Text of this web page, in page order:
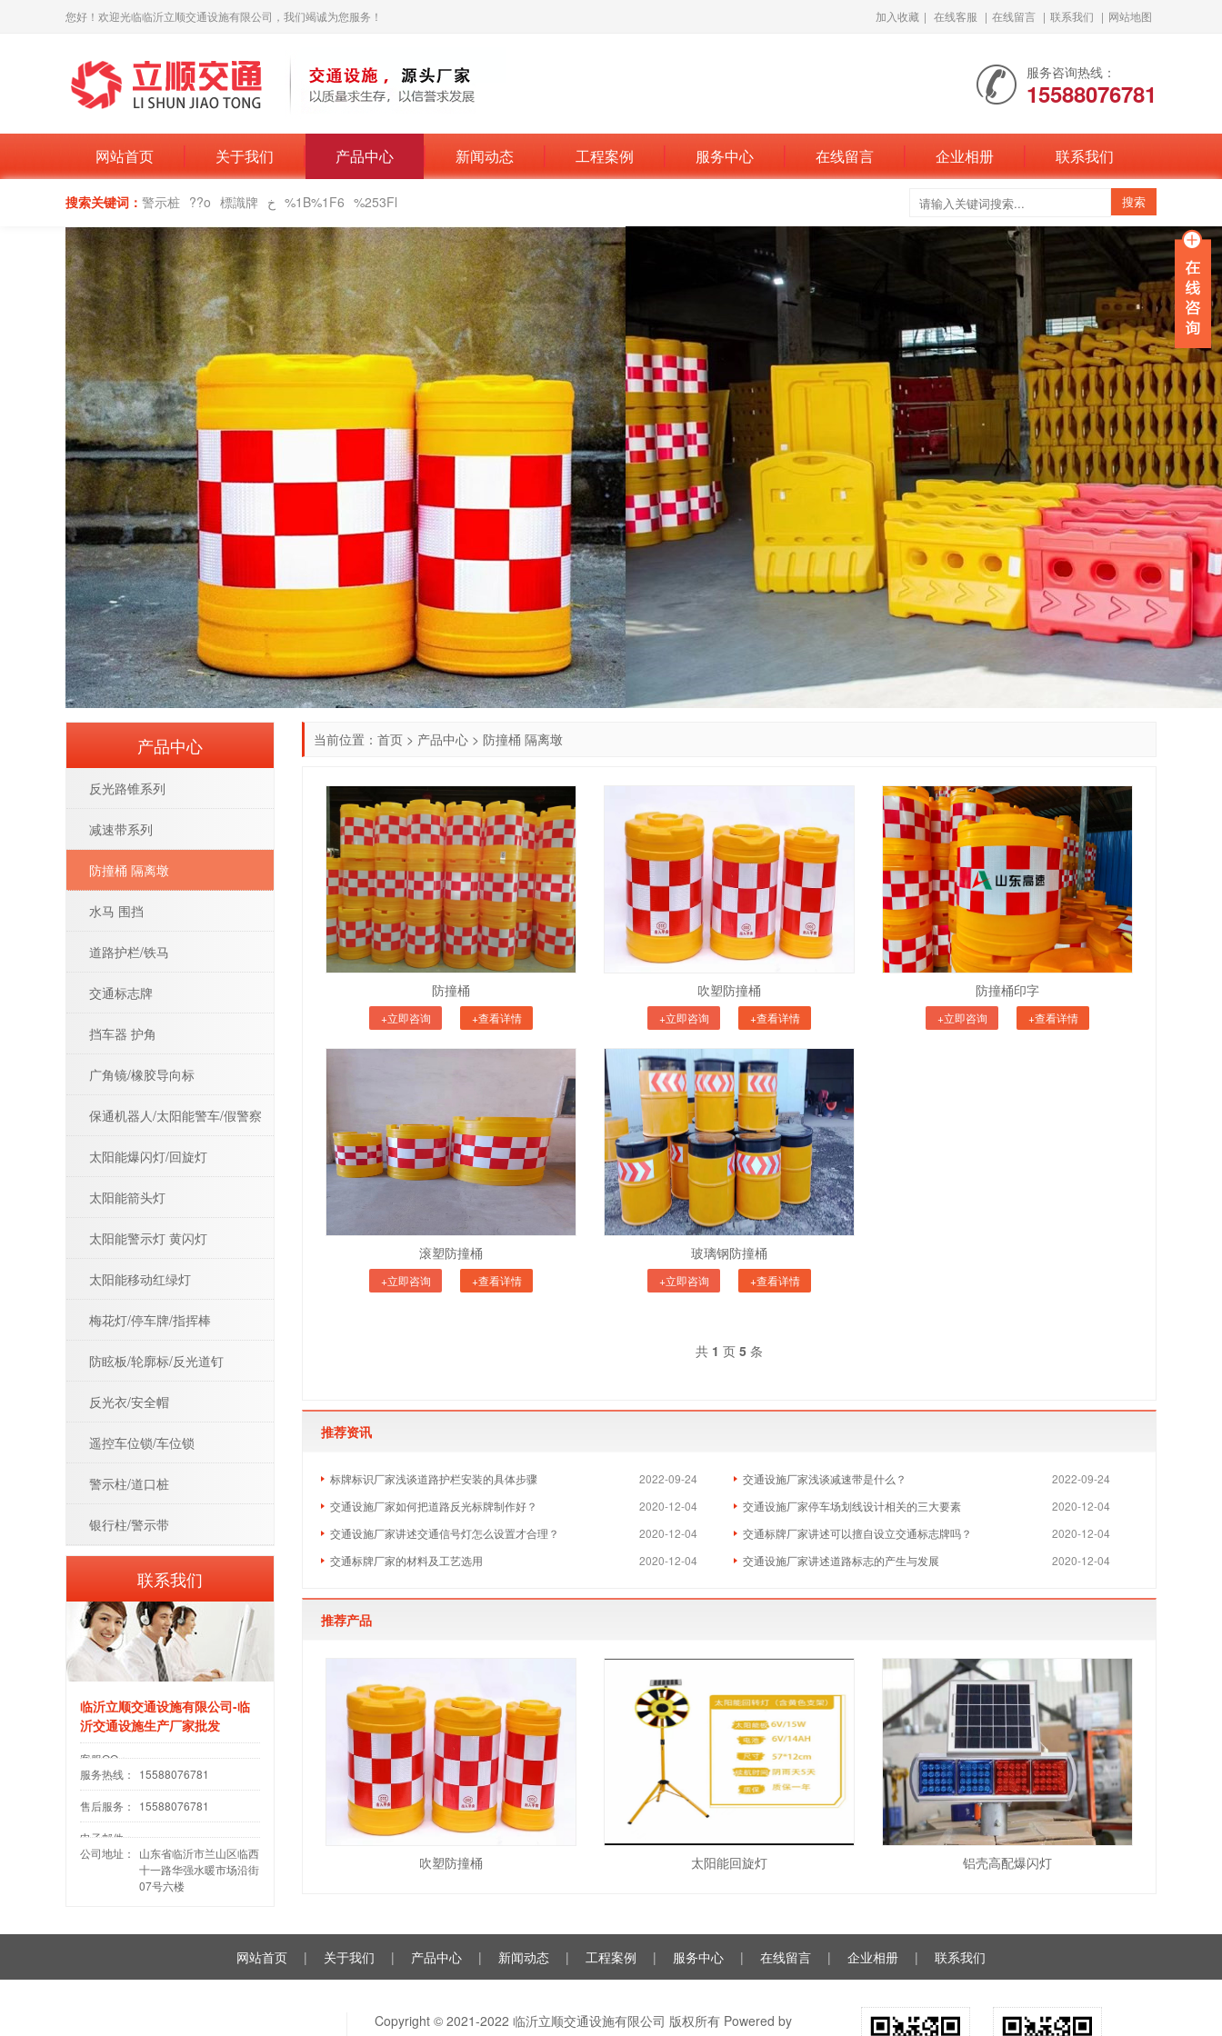
您好！欢迎光临临沂立顺交通设施有限公司，我们竭诚为您服务！ 加入收藏 | 在线客服 | 在线留言 | 联系我们 | 网站地图
服务咨询热线：
15588076781
网站首页 关于我们 产品中心 新闻动态 工程案例 服务中心 在线留言 企业相册 联系我们
搜索关键词： 警示桩 ??o 標識牌 خ %1B%1F6 %253Fl
当前位置： 首页 > 产品中心 > 防撞桶 隔离墩
防撞桶
+立即咨询 +查看详情
吹塑防撞桶
+立即咨询 +查看详情
防撞桶印字
+立即咨询 +查看详情
滚塑防撞桶
+立即咨询 +查看详情
玻璃钢防撞桶
+立即咨询 +查看详情
共 1 页 5 条
推荐资讯
2022-09-24
​标牌标识厂家浅谈道路护栏安装的具体步骤 2022-09-24
交通设施厂家浅谈减速带是什么？
2020-12-04
交通设施厂家如何把道路反光标牌制作好？ 2020-12-04
交通设施厂家​停车场划线设计相关的三大要素
2020-12-04
交通设施厂家讲述交通信号灯怎么设置才合理？ 2020-12-04
交通标牌厂家讲述可以擅自设立交通标志牌吗？
2020-12-04
​交通标牌厂家的材料及工艺选用 2020-12-04
交通设施厂家讲述道路标志的产生与发展
推荐产品
吹塑防撞桶 太阳能回旋灯 铝壳高配爆闪灯
产品中心
反光路锥系列
减速带系列
防撞桶 隔离墩
水马 围挡
道路护栏/铁马
交通标志牌
挡车器 护角
广角镜/橡胶导向标
保通机器人/太阳能警车/假警察
太阳能爆闪灯/回旋灯
太阳能箭头灯
太阳能警示灯 黄闪灯
太阳能移动红绿灯
梅花灯/停车牌/指挥棒
防眩板/轮廓标/反光道钉
反光衣/安全帽
遥控车位锁/车位锁
警示柱/道口桩
银行柱/警示带
联系我们
临沂立顺交通设施有限公司-临
沂交通设施生产厂家批发
客服QQ：
服务热线：
15588076781
售后服务： 15588076781
电子邮件：
公司地址：
山东省临沂市兰山区临西
十一路华强水暖市场沿街
07号六楼
网站首页 | 关于我们 | 产品中心 | 新闻动态 | 工程案例 | 服务中心 | 在线留言 | 企业相册 | 联系我们
Copyright © 2021-2022 临沂立顺交通设施有限公司 版权所有 Powered by